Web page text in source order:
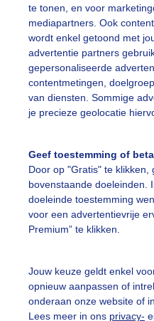
te tonen, en voor
mediapartners. Ook
wordt enkel getoond met
advertentie partners
gepersonaliseerde
contentmetingen,
van diensten. Sommige
je precieze geolocatie
Geef toestemming of
Door op "Gratis" te
bovenstaande doeleinden.
doeleinde toestemming
voor een advertentievrije
Premium” te klikken.
Jouw keuze geldt enkel
opnieuw aanpassen of
onderaan onze website of
Lees meer in ons privacy-
slideshow
vragen